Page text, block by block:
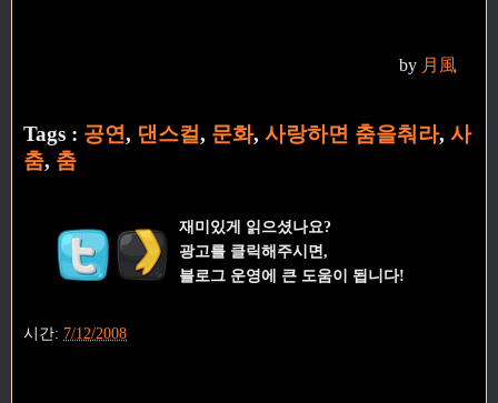
by 月風
Tags : 공연, 댄스컬, 문화, 사랑하면 춤을춰라, 사
춤, 춤
재미있게 읽으셨나요?
광고를 클릭해주시면,
블로그 운영에 큰 도움이 됩니다!
시간: 7/12/2008